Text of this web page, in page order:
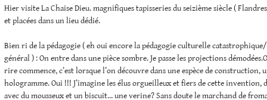
Hier visite La Chaise Dieu. magnifiques tapisseries du seizième siècle (
et placées dans un lieu dédié.
Bien ri de la pédagogie ( eh oui encore la pédagogie culturelle
général ) : On entre dans une pièce sombre. Je passe les projections
rire commence, c’est lorsque l’on découvre dans une espèce de construction,
hologramme. Oui !!! J’imagine les élus orgueilleux et fiers de cette invention,
avec du mousseux et un biscuit… une verine? Sans doute le marchand de